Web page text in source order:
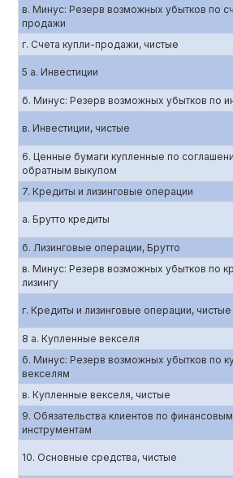
в. Минус: Резерв возможных убытков по
продажи
г. Счета купли-продажи, чистые
5 а. Инвестиции
б. Минус: Резерв возможных убытков по
в. Инвестиции, чистые
6. Ценные бумаги купленные по
обратным выкупом
7. Кредиты и лизинговые операции
а. Брутто кредиты
б. Лизинговые операции, Брутто
в. Минус: Резерв возможных убытков по
лизингу
г. Кредиты и лизинговые операции, чистые
8 а. Купленные векселя
б. Минус: Резерв возможных убытков по
векселям
в. Купленные векселя, чистые
9. Обязательства клиентов по финансовым
инструментам
10. Основные средства, чистые